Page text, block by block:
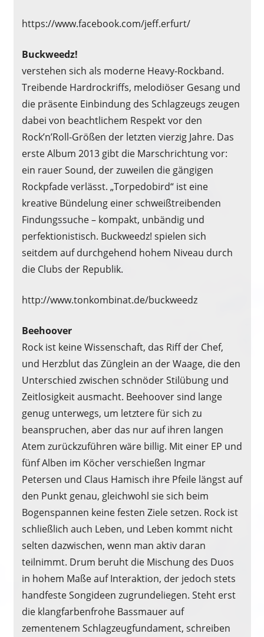
https://www.facebook.com/jeff.erfurt/
Buckweedz!
verstehen sich als moderne Heavy-Rockband.
Treibende Hardrockriffs, melodiöser Gesang und
die präsente Einbindung des Schlagzeugs zeugen
dabei von beachtlichem Respekt vor den
Rock’n’Roll-Größen der letzten vierzig Jahre. Das
erste Album 2013 gibt die Marschrichtung vor:
ein rauer Sound, der zuweilen die gängigen
Rockpfade verlässt. „Torpedobird“ ist eine
kreative Bündelung einer schweißtreibenden
Findungssuche – kompakt, unbändig und
perfektionistisch. Buckweedz! spielen sich
seitdem auf durchgehend hohem Niveau durch
die Clubs der Republik.
http://www.tonkombinat.de/buckweedz
Beehoover
Rock ist keine Wissenschaft, das Riff der Chef,
und Herzblut das Zünglein an der Waage, die den
Unterschied zwischen schnöder Stilübung und
Zeitlosigkeit ausmacht. Beehoover sind lange
genug unterwegs, um letztere für sich zu
beanspruchen, aber das nur auf ihren langen
Atem zurückzuführen wäre billig. Mit einer EP und
fünf Alben im Köcher verschießen Ingmar
Petersen und Claus Hamisch ihre Pfeile längst auf
den Punkt genau, gleichwohl sie sich beim
Bogenspannen keine festen Ziele setzen. Rock ist
schließlich auch Leben, und Leben kommt nicht
selten dazwischen, wenn man aktiv daran
teilnimmt. Drum beruht die Mischung des Duos
in hohem Maße auf Interaktion, der jedoch stets
handfeste Songideen zugrundeliegen. Steht erst
die klangfarbenfrohe Bassmauer auf
zementenem Schlagzeugfundament, schreiben